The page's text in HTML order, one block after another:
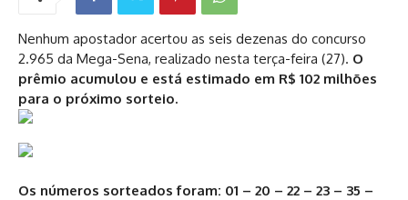
Nenhum apostador acertou as seis dezenas do concurso
2.965 da Mega-Sena, realizado nesta terça-feira (27). O
prêmio acumulou e está estimado em R$ 102 milhões
para o próximo sorteio.
Os números sorteados foram: 01 – 20 – 22 – 23 – 35 –